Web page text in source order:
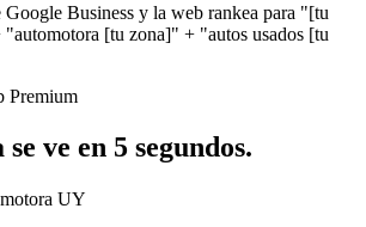
Business y la web rankea para "[tu
[tu zona]" + "autos usados [tu
Premium
ve en 5 segundos.
UY